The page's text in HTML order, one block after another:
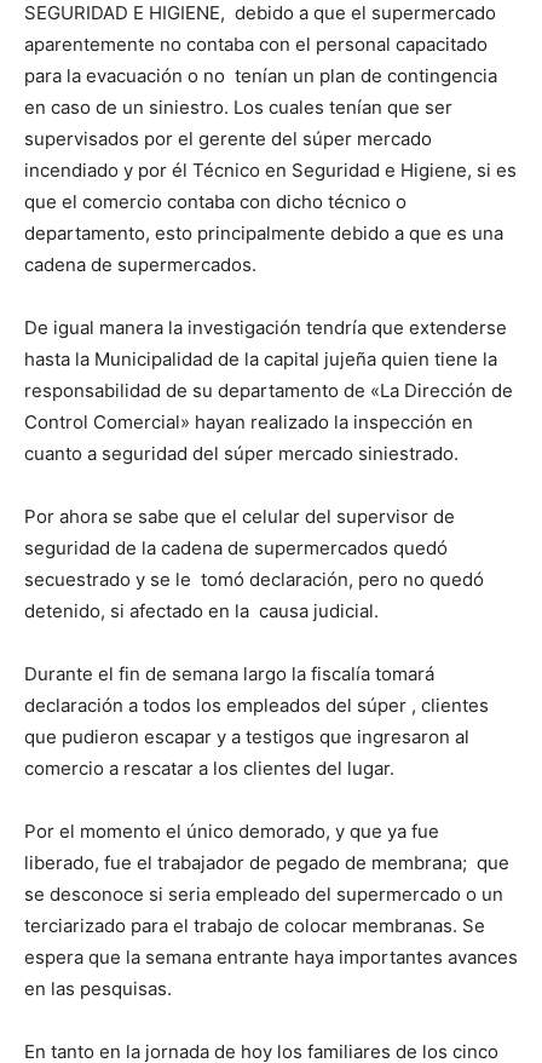
SEGURIDAD E HIGIENE, debido a que el supermercado
aparentemente no contaba con el personal capacitado
para la evacuación o no tenían un plan de contingencia
en caso de un siniestro. Los cuales tenían que ser
supervisados por el gerente del súper mercado
incendiado y por él Técnico en Seguridad e Higiene, si es
que el comercio contaba con dicho técnico o
departamento, esto principalmente debido a que es una
cadena de supermercados.
De igual manera la investigación tendría que extenderse
hasta la Municipalidad de la capital jujeña quien tiene la
responsabilidad de su departamento de «La Dirección de
Control Comercial» hayan realizado la inspección en
cuanto a seguridad del súper mercado siniestrado.
Por ahora se sabe que el celular del supervisor de
seguridad de la cadena de supermercados quedó
secuestrado y se le tomó declaración, pero no quedó
detenido, si afectado en la causa judicial.
Durante el fin de semana largo la fiscalía tomará
declaración a todos los empleados del súper , clientes
que pudieron escapar y a testigos que ingresaron al
comercio a rescatar a los clientes del lugar.
Por el momento el único demorado, y que ya fue
liberado, fue el trabajador de pegado de membrana; que
se desconoce si seria empleado del supermercado o un
terciarizado para el trabajo de colocar membranas. Se
espera que la semana entrante haya importantes avances
en las pesquisas.
En tanto en la jornada de hoy los familiares de los cinco